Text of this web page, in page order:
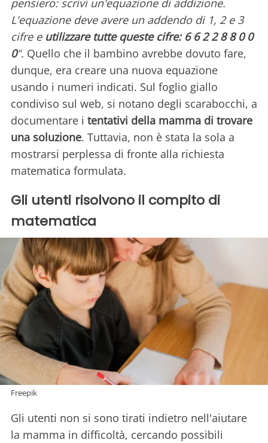
L'equazione deve avere un addendo di 1, 2 e 3
cifre e utilizzare tutte queste cifre: 6 6 2 2 8 8 0 0
0". Quello che il bambino avrebbe dovuto fare,
dunque, era creare una nuova equazione
usando i numeri indicati. Sul foglio giallo
condiviso sul web, si notano degli scarabocchi, a
documentare i tentativi della mamma di trovare
una soluzione. Tuttavia, non è stata la sola a
mostrarsi perplessa di fronte alla richiesta
matematica formulata.
Gli utenti risolvono il compito di
matematica
Freepik
Gli utenti non si sono tirati indietro nell'aiutare
la mamma in difficoltà, cercando possibili